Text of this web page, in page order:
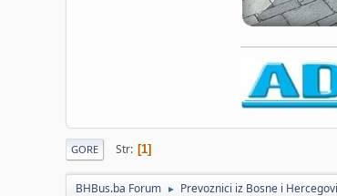
GORE Str 1
BHBus.ba Forum ► Prevoznici iz Bosne i